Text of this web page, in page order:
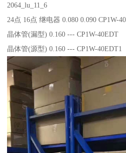
2064_lu_11_6
24点 16点 继电器 0.080 0.090 CP1W-
晶体管(漏型) 0.160 --- CP1W-40EDT
晶体管(源型) 0.160 --- CP1W-40EDT1